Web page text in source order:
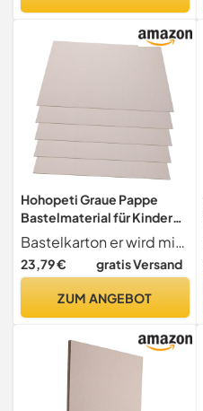
Hohopeti Graue Pappe
Bastelmaterial für Kinder
Doppelseitig Dickes
Leichtes Papier Karton 5
Stück Packung für
Selbstgemacht
Bastelkarton er wird mit feiner verarbeitung hergestellt, um die zweckmäßigkeit und haltbarkeit zu gewährleisten. verdickter karton
23,79 € gratis Versand
ZUM ANGEBOT